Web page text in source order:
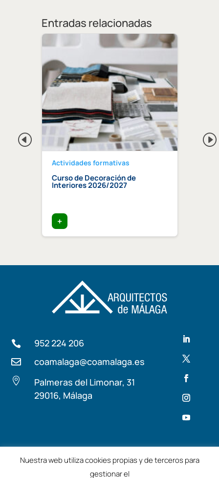
Entradas relacionadas
Actividades formativas
Curso de Decoración de
Interiores 2026/2027
+
 952 224 206
 coamalaga@coamalaga.es

Palmeras del Limonar, 31
29016, Málaga
Términos y condiciones
Nuestra web utiliza cookies propias y de terceros para
gestionar el